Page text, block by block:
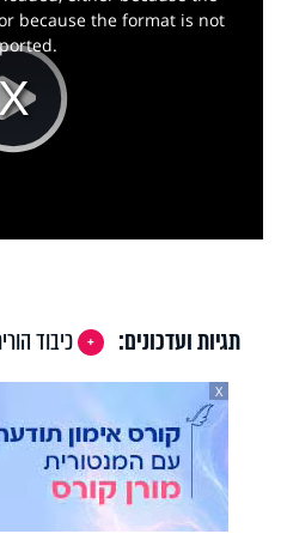
Play
because the format is not
תגיות ועדכונים: כיבוד
X